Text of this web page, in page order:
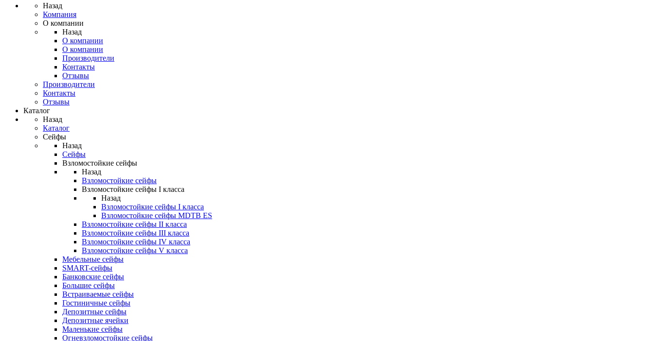
Назад
Компания
О компании
Назад
О компании
О компании
Производители
Контакты
Отзывы
Производители
Контакты
Отзывы
Каталог
Назад
Каталог
Сейфы
Назад
Сейфы
Взломостойкие сейфы
Назад
Взломостойкие сейфы
Взломостойкие сейфы I класса
Назад
Взломостойкие сейфы I класса
Взломостойкие сейфы MDTB ES
Взломостойкие сейфы II класса
Взломостойкие сейфы III класса
Взломостойкие сейфы IV класса
Взломостойкие сейфы V класса
Мебельные сейфы
SMART-сейфы
Банковские сейфы
Большие сейфы
Встраиваемые сейфы
Гостиничные сейфы
Депозитные сейфы
Депозитные ячейки
Маленькие сейфы
Огневзломостойкие сейфы